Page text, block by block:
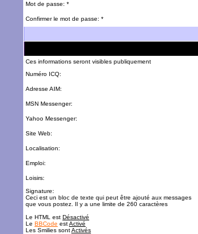
Mot de passe: *
Confirmer le mot de passe: *
Ces informations seront visibles publiquement
Numéro ICQ:
Adresse AIM:
MSN Messenger:
Yahoo Messenger:
Site Web:
Localisation:
Emploi:
Loisirs:
Signature:
Ceci est un bloc de texte qui peut être ajouté aux messages
que vous postez. Il y a une limite de 260 caractères
Le HTML est Désactivé
Le BBCode estActivé
Les Smilies sontActivés